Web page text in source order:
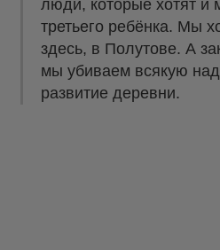
люди, которые хотят и
третьего ребёнка. Мы
здесь, в Полутове. А
мы убиваем всякую
развитие деревни.